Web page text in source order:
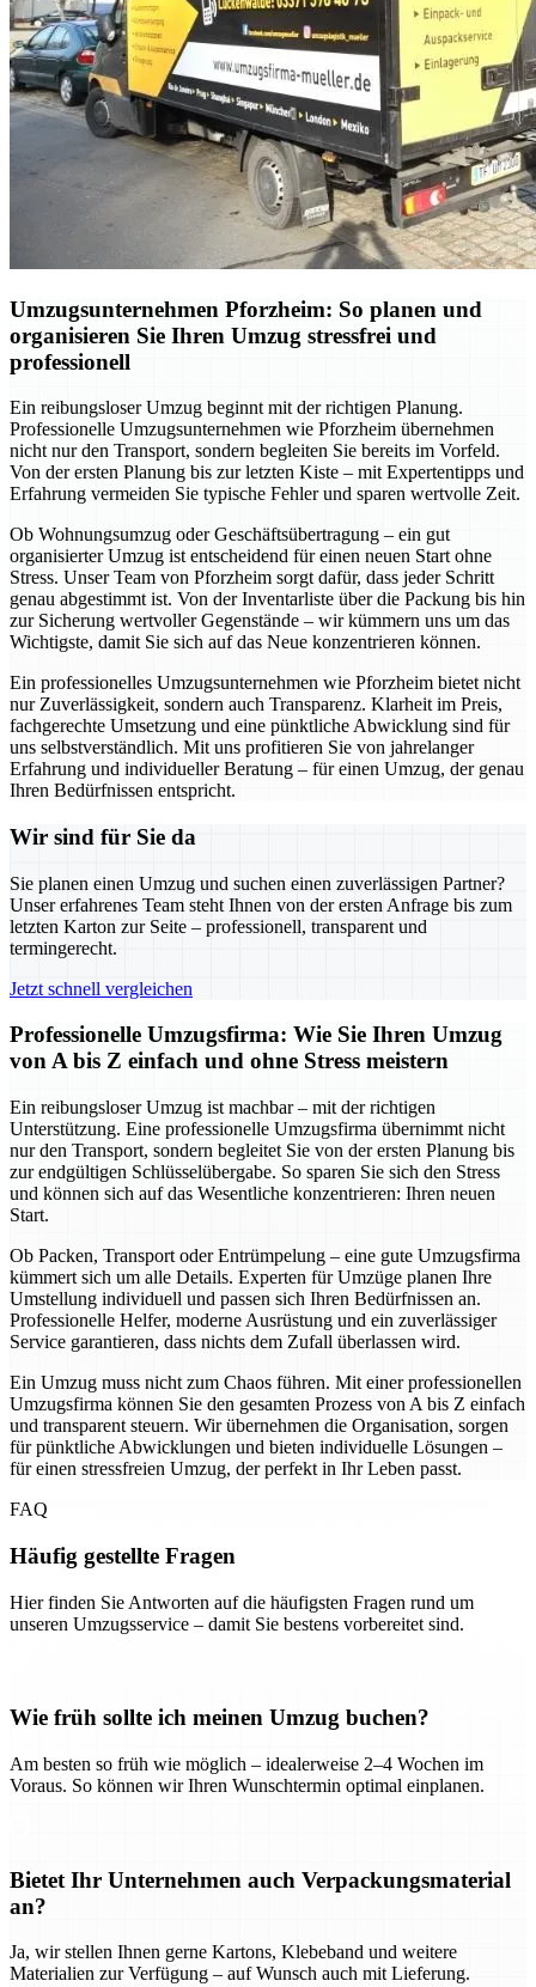
Umzugsunternehmen Pforzheim: So planen und
organisieren Sie Ihren Umzug stressfrei und
professionell
Ein reibungsloser Umzug beginnt mit der richtigen Planung.
Professionelle Umzugsunternehmen wie Pforzheim übernehmen
nicht nur den Transport, sondern begleiten Sie bereits im Vorfeld.
Von der ersten Planung bis zur letzten Kiste – mit Expertentipps und
Erfahrung vermeiden Sie typische Fehler und sparen wertvolle Zeit.
Ob Wohnungsumzug oder Geschäftsübertragung – ein gut
organisierter Umzug ist entscheidend für einen neuen Start ohne
Stress. Unser Team von Pforzheim sorgt dafür, dass jeder Schritt
genau abgestimmt ist. Von der Inventarliste über die Packung bis hin
zur Sicherung wertvoller Gegenstände – wir kümmern uns um das
Wichtigste, damit Sie sich auf das Neue konzentrieren können.
Ein professionelles Umzugsunternehmen wie Pforzheim bietet nicht
nur Zuverlässigkeit, sondern auch Transparenz. Klarheit im Preis,
fachgerechte Umsetzung und eine pünktliche Abwicklung sind für
uns selbstverständlich. Mit uns profitieren Sie von jahrelanger
Erfahrung und individueller Beratung – für einen Umzug, der genau
Ihren Bedürfnissen entspricht.
Wir sind für Sie da
Sie planen einen Umzug und suchen einen zuverlässigen Partner?
Unser erfahrenes Team steht Ihnen von der ersten Anfrage bis zum
letzten Karton zur Seite – professionell, transparent und
termingerecht.
Jetzt schnell vergleichen
Professionelle Umzugsfirma: Wie Sie Ihren Umzug
von A bis Z einfach und ohne Stress meistern
Ein reibungsloser Umzug ist machbar – mit der richtigen
Unterstützung. Eine professionelle Umzugsfirma übernimmt nicht
nur den Transport, sondern begleitet Sie von der ersten Planung bis
zur endgültigen Schlüsselübergabe. So sparen Sie sich den Stress
und können sich auf das Wesentliche konzentrieren: Ihren neuen
Start.
Ob Packen, Transport oder Entrümpelung – eine gute Umzugsfirma
kümmert sich um alle Details. Experten für Umzüge planen Ihre
Umstellung individuell und passen sich Ihren Bedürfnissen an.
Professionelle Helfer, moderne Ausrüstung und ein zuverlässiger
Service garantieren, dass nichts dem Zufall überlassen wird.
Ein Umzug muss nicht zum Chaos führen. Mit einer professionellen
Umzugsfirma können Sie den gesamten Prozess von A bis Z einfach
und transparent steuern. Wir übernehmen die Organisation, sorgen
für pünktliche Abwicklungen und bieten individuelle Lösungen –
für einen stressfreien Umzug, der perfekt in Ihr Leben passt.
FAQ
Häufig gestellte Fragen
Hier finden Sie Antworten auf die häufigsten Fragen rund um
unseren Umzugsservice – damit Sie bestens vorbereitet sind.
Wie früh sollte ich meinen Umzug buchen?
Am besten so früh wie möglich – idealerweise 2–4 Wochen im
Voraus. So können wir Ihren Wunschtermin optimal einplanen.
Bietet Ihr Unternehmen auch Verpackungsmaterial
an?
Ja, wir stellen Ihnen gerne Kartons, Klebeband und weitere
Materialien zur Verfügung – auf Wunsch auch mit Lieferung.